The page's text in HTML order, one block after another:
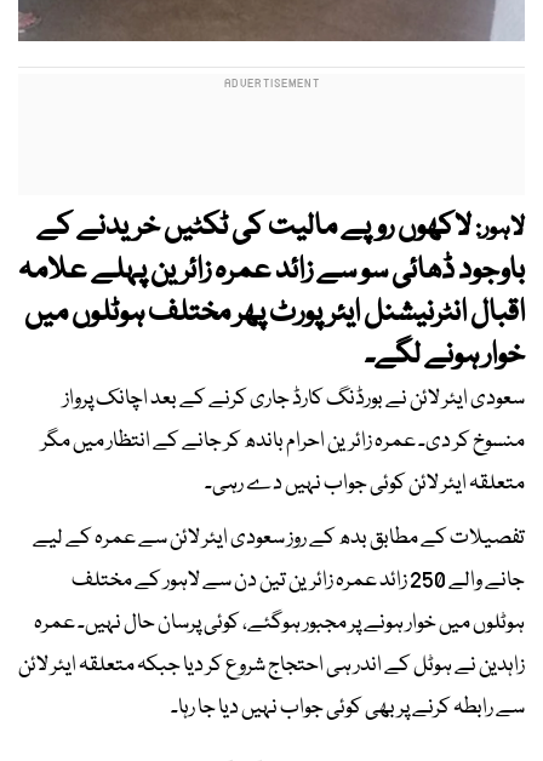
لاہور:لاکھوں روپے مالیت کی ٹکٹیں خریدنے کے
باوجود ڈھائی سو سے زائد عمرہ زائرین پہلے علامہ
اقبال انٹرنیشنل ایئرپورٹ پھر مختلف ہوٹلوں میں
خوار ہونے لگے۔
سعودی ایئر لائن نے بورڈنگ کارڈ جاری کرنے کے بعد اچانک پرواز
منسوخ کر دی۔ عمرہ زائرین احرام باندھ کر جانے کے انتظار میں مگر
متعلقہ ایئر لائن کوئی جواب نہیں دے رہی۔
تفصیلات کے مطابق بدھ کے روز سعودی ایئر لائن سے عمرہ کے لیے
جانے والے 250 زائد عمرہ زائرین تین دن سے لاہور کے مختلف
ہوٹلوں میں خوار ہونے پر مجبور ہوگئے، کوئی پرسان حال نہیں۔ عمرہ
زاہدین نے ہوٹل کے اندر ہی احتجاج شروع کر دیا جبکہ متعلقہ ایئر لائن
سے رابطہ کرنے پر بھی کوئی جواب نہیں دیا جا رہا۔